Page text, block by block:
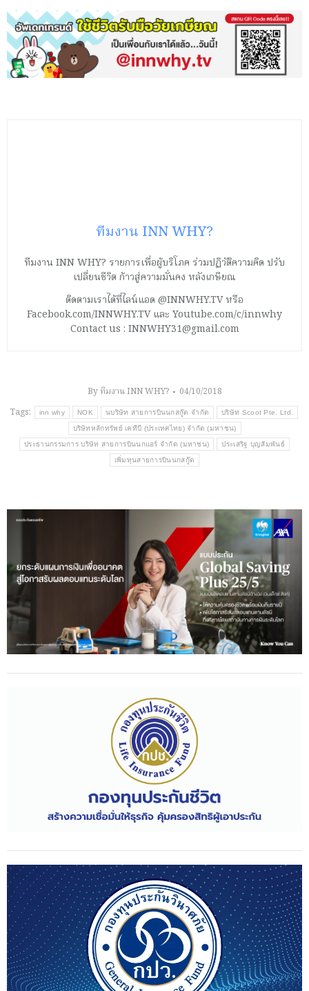
ทีมงาน INN WHY?
ทีมงาน INN WHY? รายการเพื่อผู้บริโภค ร่วมปฏิวัติความคิด ปรับ
เปลี่ยนชีวิต ก้าวสู่ความมั่นคง หลังเกษียณ
ติดตามเราได้ที่ไลน์แอด @INNWHY.TV หรือ
Facebook.com/INNWHY.TV และ Youtube.com/c/innwhy
Contact us : INNWHY31@gmail.com
Byทีมงาน INN WHY?
04/10/2018
Tags:
inn why NOK นบริษัท สายการบินนกสกู๊ต จํากัด บริษัท Scoot Pte. Ltd.
บริษัทหลักทรัพย์ เคทีบี (ประเทศไทย) จำกัด (มหาชน)
ประธานกรรมการ บริษัท สายการบินนกแอร์ จำกัด (มหาชน) ประเสริฐ บุญสัมพันธ์
เพิ่มทุนสายการบินนกสกู๊ต